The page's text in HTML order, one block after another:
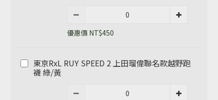
優惠價 NT$450
東京RxL RUY SPEED 2 上田瑠偉聯名款越野跑
襪 綠/黃